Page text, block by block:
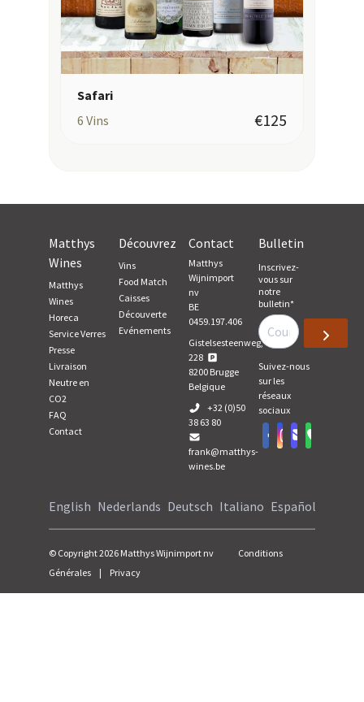
Safari
6 Vins €125
Matthys
Wines
Matthys
Wines
Horeca
Service Verres
Presse
Livraison
Neutre en
CO2
FAQ
Contact
Découvrez
Vins
Food Match
Caisses
Découverte
Evénements
Contact
Matthys
Wijnimport
nv
BE
0459.197.406
Gistelsesteenweg,
228
8200 Brugge
Belgique
+32 (0)50
38 63 80
frank@matthys-
wines.be
Bulletin
Inscrivez-
vous sur
notre
bulletin*
Suivez-nous
sur les
réseaux
sociaux
English Nederlands Deutsch Italiano Español
© Copyright2026 Matthys Wijnimport nv
Conditions
Générales
| Privacy